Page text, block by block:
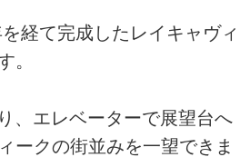
経て完成したレイキャヴィ
。
、エレベーターで展望台へ
ークの街並みを一望できま